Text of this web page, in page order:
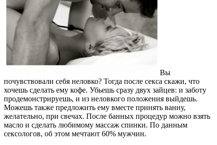
Вы
почувствовали себя неловко? Тогда после секса скажи, что
хочешь сделать ему кофе. Убьешь сразу двух зайцев: и заботу
продемонстрируешь, и из неловкого положения выйдешь.
Можешь также предложить ему вместе принять ванну,
желательно, при свечах. После банных процедур можно взять
масло и сделать любимому массаж спинки. По данным
сексологов, об этом мечтают 60% мужчин.